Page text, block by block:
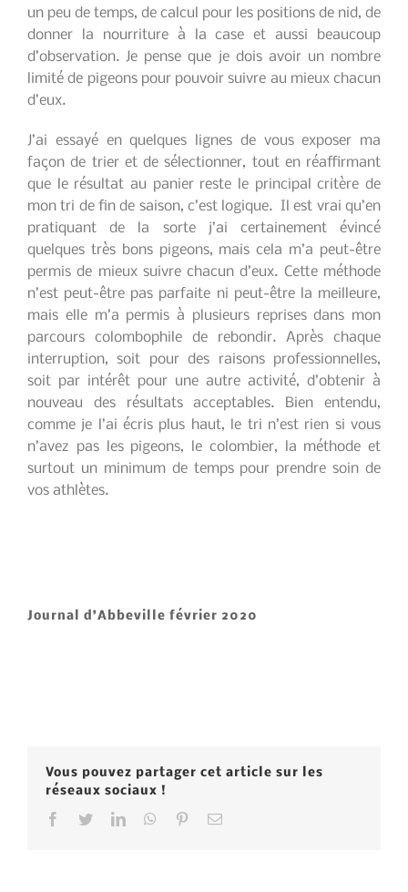
un peu de temps, de calcul pour les positions de nid, de
donner la nourriture à la case et aussi beaucoup
d’observation. Je pense que je dois avoir un nombre
limité de pigeons pour pouvoir suivre au mieux chacun
d’eux.
J’ai essayé en quelques lignes de vous exposer ma
façon de trier et de sélectionner, tout en réaffirmant
que le résultat au panier reste le principal critère de
mon tri de fin de saison, c’est logique. Il est vrai qu’en
pratiquant de la sorte j’ai certainement évincé
quelques très bons pigeons, mais cela m’a peut-être
permis de mieux suivre chacun d’eux. Cette méthode
n’est peut-être pas parfaite ni peut-être la meilleure,
mais elle m’a permis à plusieurs reprises dans mon
parcours colombophile de rebondir. Après chaque
interruption, soit pour des raisons professionnelles,
soit par intérêt pour une autre activité, d’obtenir à
nouveau des résultats acceptables. Bien entendu,
comme je l’ai écris plus haut, le tri n’est rien si vous
n’avez pas les pigeons, le colombier, la méthode et
surtout un minimum de temps pour prendre soin de
vos athlètes.
Journal d’Abbeville février 2020
Vous pouvez partager cet article sur les
réseaux sociaux !
facebooktwitterlinkedinwhatsapppinterestEmail